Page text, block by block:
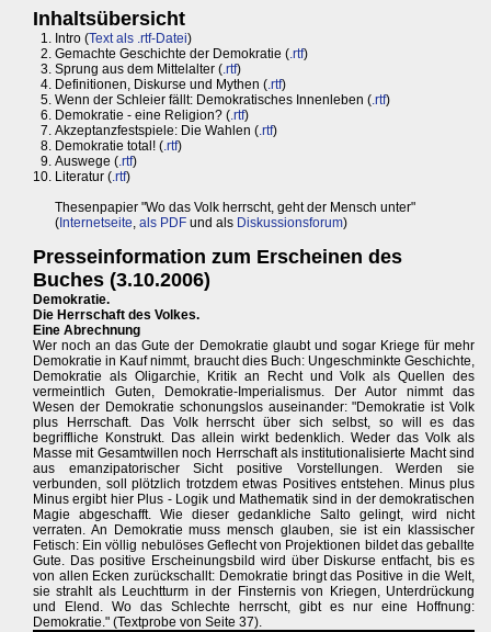
Inhaltsübersicht
Intro (Text als .rtf-Datei)
Gemachte Geschichte der Demokratie (.rtf)
Sprung aus dem Mittelalter (.rtf)
Definitionen, Diskurse und Mythen (.rtf)
Wenn der Schleier fällt: Demokratisches Innenleben (.rtf)
Demokratie - eine Religion? (.rtf)
Akzeptanzfestspiele: Die Wahlen (.rtf)
Demokratie total! (.rtf)
Auswege (.rtf)
Literatur (.rtf)
Thesenpapier "Wo das Volk herrscht, geht der Mensch unter"
( Internetseite, als PDF und als Diskussionsforum)
Presseinformation zum Erscheinen des
Buches (3.10.2006)
Demokratie.
Die Herrschaft des Volkes.
Eine Abrechnung
Wer noch an das Gute der Demokratie glaubt und sogar Kriege für mehr
Demokratie in Kauf nimmt, braucht dies Buch: Ungeschminkte Geschichte,
Demokratie als Oligarchie, Kritik an Recht und Volk als Quellen des
vermeintlich Guten, Demokratie-Imperialismus. Der Autor nimmt das
Wesen der Demokratie schonungslos auseinander: "Demokratie ist Volk
plus Herrschaft. Das Volk herrscht über sich selbst, so will es das
begriffliche Konstrukt. Das allein wirkt bedenklich. Weder das Volk als
Masse mit Gesamtwillen noch Herrschaft als institutionalisierte Macht sind
aus emanzipatorischer Sicht positive Vorstellungen. Werden sie
verbunden, soll plötzlich trotzdem etwas Positives entstehen. Minus plus
Minus ergibt hier Plus - Logik und Mathematik sind in der demokratischen
Magie abgeschafft. Wie dieser gedankliche Salto gelingt, wird nicht
verraten. An Demokratie muss mensch glauben, sie ist ein klassischer
Fetisch: Ein völlig nebulöses Geflecht von Projektionen bildet das geballte
Gute. Das positive Erscheinungsbild wird über Diskurse entfacht, bis es
von allen Ecken zurückschallt: Demokratie bringt das Positive in die Welt,
sie strahlt als Leuchtturm in der Finsternis von Kriegen, Unterdrückung
und Elend. Wo das Schlechte herrscht, gibt es nur eine Hoffnung:
Demokratie." (Textprobe von Seite 37).